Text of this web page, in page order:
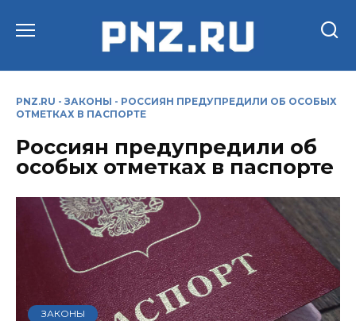
PNZ.RU - ЗАКОНЫ - РОССИЯН ПРЕДУПРЕДИЛИ ОБ ОСОБЫХ
ОТМЕТКАХ В ПАСПОРТЕ
Россиян предупредили об
особых отметках в паспорте
ЗАКОНЫ